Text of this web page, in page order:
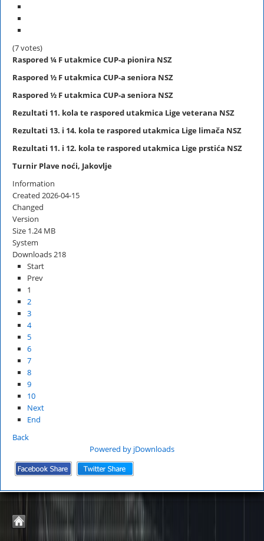
(7 votes)
Raspored ¼ F utakmice CUP-a pionira NSZ
Raspored½ F utakmica CUP-a seniora NSZ
Raspored½ F utakmica CUP-a seniora NSZ
Rezultati 11. kola te raspored utakmica Lige veterana NSZ
Rezultati 13. i 14. kola te raspored utakmica Lige limača NSZ
Rezultati 11. i 12. kola te raspored utakmica Lige prstića NSZ
Turnir Plave noći, Jakovlje
Information
Created 2026-04-15
Changed
Version
Size 1.24 MB
System
Downloads 218
Start
Prev
1
2
3
4
5
6
7
8
9
10
Next
End
Back
Powered by jDownloads